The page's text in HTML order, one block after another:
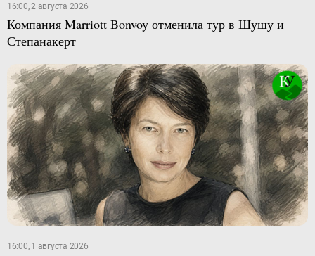
16:00, 2 августа 2026
Компания Marriott Bonvoy отменила тур в Шушу и
Степанакерт
16:00, 1 августа 2026